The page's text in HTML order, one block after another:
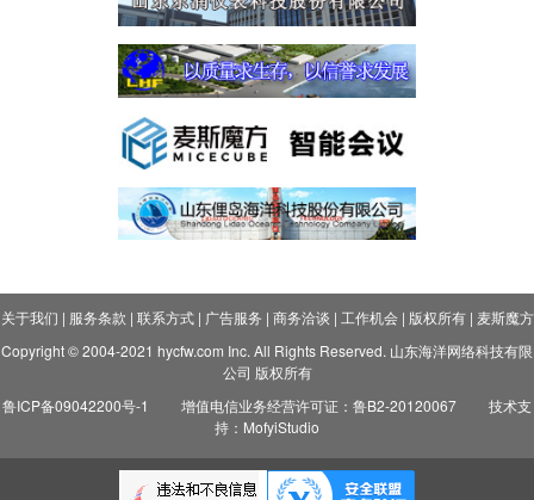
关于我们 | 服务条款 | 联系方式| 广告服务 | 商务洽谈 | 工作机会| 版权所有| 麦斯魔方
Copyright © 2004-2021 hycfw.com Inc. All Rights Reserved. 山东海洋网络科技有限
公司 版权所有
鲁ICP备09042200号-1
增值电信业务经营许可证：鲁B2-20120067
技术支
持：MofyiStudio